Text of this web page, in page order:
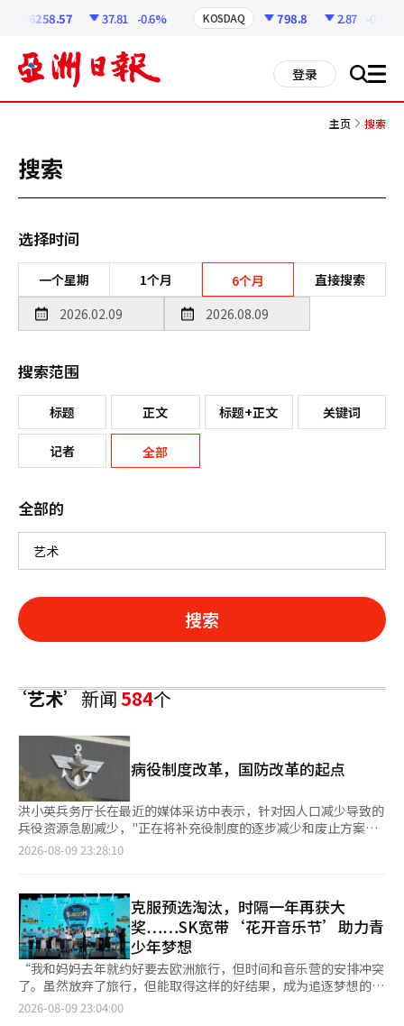
6258.57 37.81 -0.6% KOSDAQ 798.8 2.87 -0.36%
登录 搜 all
主页 搜索
搜索
选择时间
一个星期 1个月 6个月 直接搜索
搜索范围
标题 正文 标题+正文 关键词
记者 全部
全部的
搜索
‘艺术’新闻584个
病役制度改革，国防改革的起点
洪小英兵务厅长在最近的媒体采访中表示，针对因人口减少导致的
兵役资源急剧减少，"正在将补充役制度的逐步减少和废止方案纳
入‘国防改革基本计划’进行最终审查"。洪厅长指出，"兵役资源
改革的核心任务，表明韩国国防已面临无法再依赖现有人员供给方
式的结构性限制。在快速变化的东北亚安全形势和人口减少的双重
压力下，兵役制度的改革不仅是简单的人力调整，更是关乎韩国国
家安全生存的必然选择和国防改革的核心任务。兵役制度改革的必
要性在数字中得到了验证。根据国防部和兵务厅的统计，近年来现
役入伍对象从2016年的45万余人急剧减少到2025年的32万余人，
降幅超过29%。这意味着在短短10年内，消失了相当于10个师规
模的兵力。如果继续这样下去，预计到2020年代后期，入伍资源
2026-08-09 23:28:10
克服预选淘汰，时隔一年再获大
奖……SK宽带‘花开音乐节’助力青
少年梦想
“我和妈妈去年就约好要去欧洲旅行，但时间和音乐营的安排冲突
了。虽然放弃了旅行，但能取得这样的好结果，成为追逐梦想的动
力，我感到很高兴。”（PLAYB4CK主唱金智宇） 在8月8日于首
2026-08-09 23:04:00